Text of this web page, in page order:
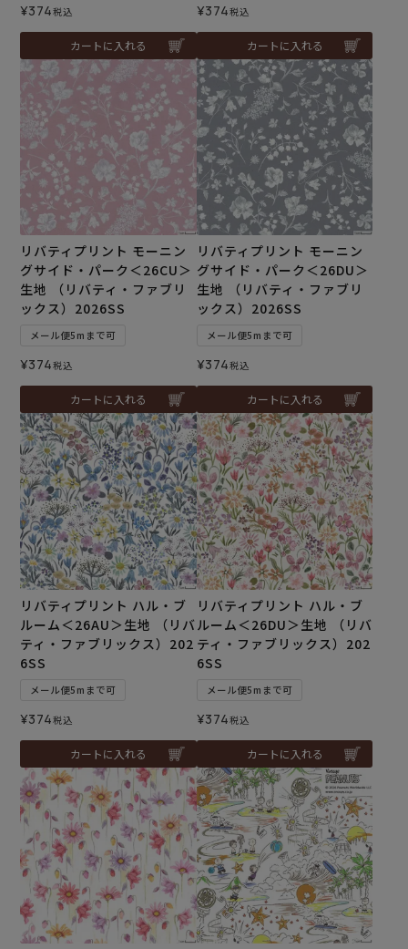
¥374税込
カートに入れる
¥374税込
カートに入れる
リバティプリント モーニン
グサイド・パーク＜26CU＞
生地 （リバティ・ファブリ
ックス）2026SS
メール便5mまで可
¥374税込
カートに入れる
リバティプリント モーニン
グサイド・パーク＜26DU＞
生地 （リバティ・ファブリ
ックス）2026SS
メール便5mまで可
¥374税込
カートに入れる
リバティプリント ハル・ブ
ルーム＜26AU＞生地 （リバ
ティ・ファブリックス）202
6SS
メール便5mまで可
¥374税込
カートに入れる
リバティプリント ハル・ブ
ルーム＜26DU＞生地 （リバ
ティ・ファブリックス）202
6SS
メール便5mまで可
¥374税込
カートに入れる